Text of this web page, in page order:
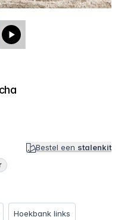
Bestel een stalenkit
Hoekbank links